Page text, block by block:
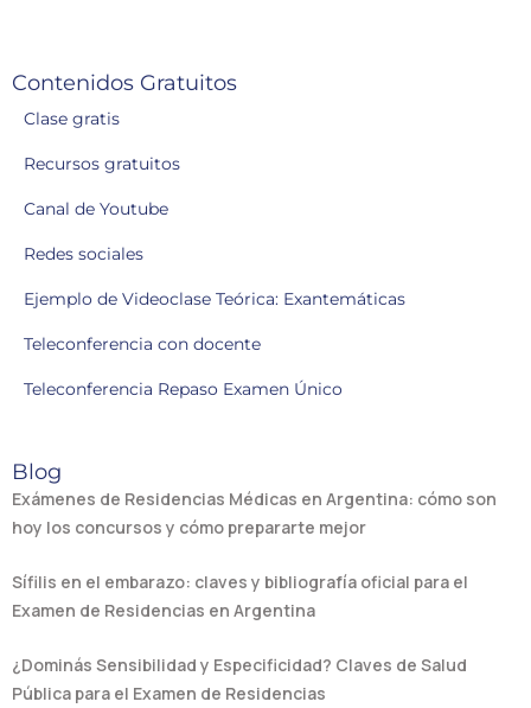
Contenidos Gratuitos
Clase gratis
Recursos gratuitos
Canal de Youtube
Redes sociales
Ejemplo de Videoclase Teórica: Exantemáticas
Teleconferencia con docente
Teleconferencia Repaso Examen Único
Blog
Exámenes de Residencias Médicas en Argentina: cómo son
hoy los concursos y cómo prepararte mejor
Sífilis en el embarazo: claves y bibliografía oficial para el
Examen de Residencias en Argentina
¿Dominás Sensibilidad y Especificidad? Claves de Salud
Pública para el Examen de Residencias